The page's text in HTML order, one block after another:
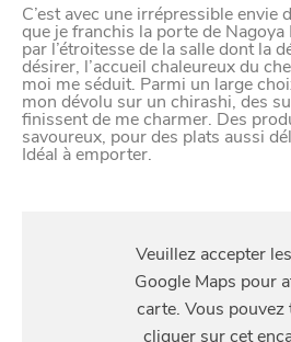
C’est avec une irrépressible envie
que je franchis la porte de Nagoya
par l’étroitesse de la salle dont la
désirer, l’accueil chaleureux du
moi me séduit. Parmi un large
mon dévolu sur un chirashi, des
finissent de me charmer. Des
savoureux, pour des plats aussi
Idéal à emporter.